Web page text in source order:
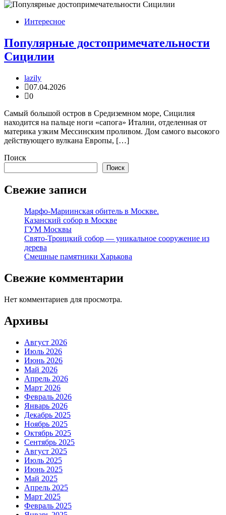
Интересное
Популярные достопримечательности
Сицилии
lazily
07.04.2026
0
Самый большой остров в Средиземном море, Сицилия
находится на пальце ноги «сапога» Италии, отделенная от
материка узким Мессинским проливом. Дом самого высокого
действующего вулкана Европы, […]
Поиск
Поиск
Свежие записи
Марфо-Мариинская обитель в Москве.
Казанский собор в Москве
ГУМ Москвы
Свято-Троицкий собор — уникальное сооружение из
дерева
Смешные памятники Харькова
Свежие комментарии
Нет комментариев для просмотра.
Архивы
Август 2026
Июль 2026
Июнь 2026
Май 2026
Апрель 2026
Март 2026
Февраль 2026
Январь 2026
Декабрь 2025
Ноябрь 2025
Октябрь 2025
Сентябрь 2025
Август 2025
Июль 2025
Июнь 2025
Май 2025
Апрель 2025
Март 2025
Февраль 2025